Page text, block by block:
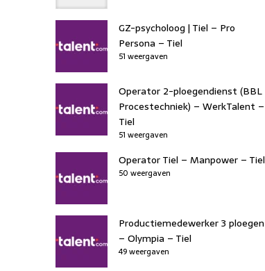
GZ-psycholoog | Tiel – Pro
Persona – Tiel
51 weergaven
Operator 2-ploegendienst (BBL
Procestechniek) – WerkTalent –
Tiel
51 weergaven
Operator Tiel – Manpower – Tiel
50 weergaven
Productiemedewerker 3 ploegen
– Olympia – Tiel
49 weergaven